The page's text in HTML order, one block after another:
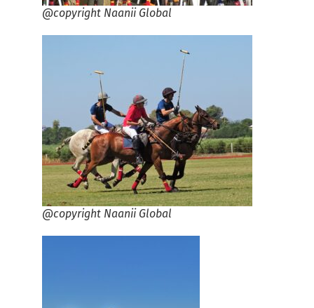
@copyright Naanii Global
@copyright Naanii Global